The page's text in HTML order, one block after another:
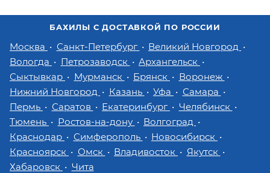
БАХИЛЫ С ДОСТАВКОЙ ПО РОССИИ
Москва Санкт-Петербург
Великий Новгород
Вологда
Петрозаводск
Архангельск
Сыктывкар
Мурманск Брянск
Воронеж
Нижний Новгород
Казань Уфа
Самара
Пермь
Саратов Екатеринбург
Челябинск
Тюмень
Ростов-на-дону
Волгоград
Краснодар
Симферополь
Новосибирск
Красноярск
Омск Владивосток
Якутск
Хабаровск
Чита